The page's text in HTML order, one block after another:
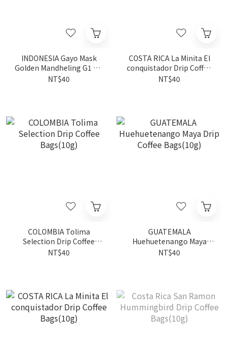
INDONESIA Gayo Mask
Golden Mandheling G1 TP
Drip Coffee Bags(10g)
NT$40
COSTA RICA La Minita El
conquistador Drip Coffee
Bags(10g)
NT$40
COLOMBIA Tolima
Selection Drip Coffee
Bags(10g)
NT$40
GUATEMALA
Huehuetenango Maya
Drip Coffee Bags(10g)
NT$40